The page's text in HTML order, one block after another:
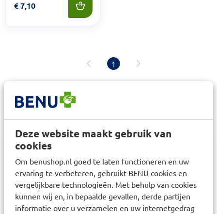
Deze website maakt gebruik van
cookies
Om benushop.nl goed te laten functioneren en uw
ervaring te verbeteren, gebruikt BENU cookies en
vergelijkbare technologieën. Met behulp van cookies
kunnen wij en, in bepaalde gevallen, derde partijen
informatie over u verzamelen en uw internetgedrag
Prijs: € 7,10
€7,10
1
3,6miljoen klanten